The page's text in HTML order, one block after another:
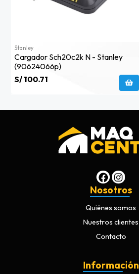
Stanley
Cargador Sch20c2k N - Stanley
(90624066p)
S/ 100.71
Nosotros
Quiénes somos
Nuestros clientes
Contacto
Información